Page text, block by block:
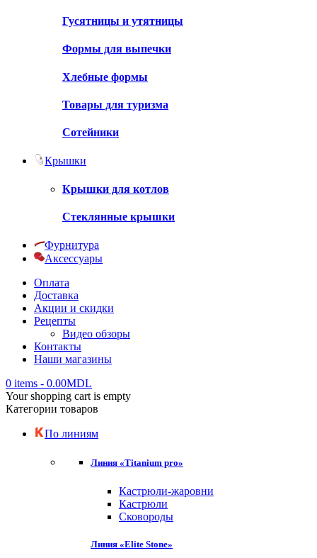
Гусятницы и утятницы
Формы для выпечки
Хлебные формы
Товары для туризма
Сотейники
Крышки
Крышки для котлов
Стеклянные крышки
Фурнитура
Аксессуары
Оплата
Доставка
Акции и скидки
Рецепты
Видео обзоры
Контакты
Наши магазины
0 items - 0.00MDL
Your shopping cart is empty
Категории товаров
По линиям
Линия «Titanium pro»
Кастрюли-жаровни
Кастрюли
Сковороды
Линия «Elite Stone»